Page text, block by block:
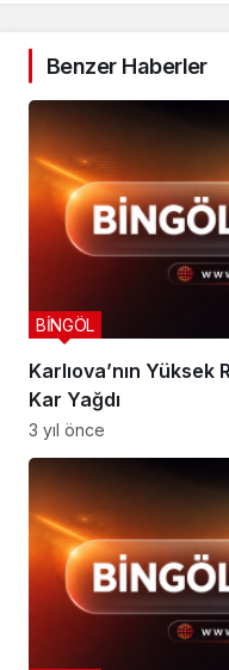
Benzer Haberler
Karlıova’nın Yüksek
Kar Yağdı
BİNGÖL
3 yıl önce
Takip Et